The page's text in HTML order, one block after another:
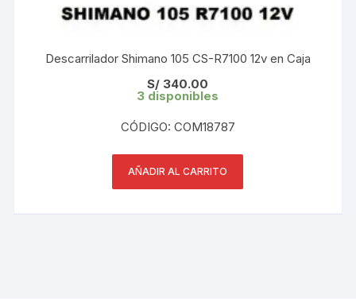
Descarrilador Shimano 105 CS-R7100 12v en Caja
S/ 340.00
3 disponibles
CÓDIGO: COM18787
AÑADIR AL CARRITO